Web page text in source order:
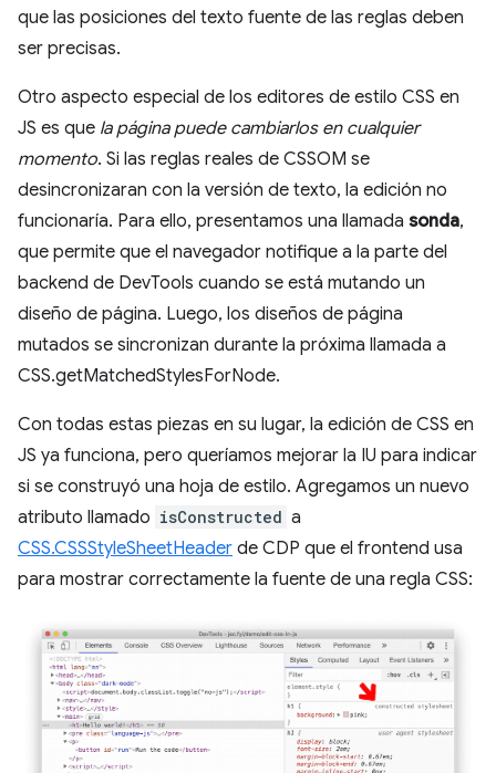
que las posiciones del texto fuente de las reglas deben
ser precisas.
Otro aspecto especial de los editores de estilo CSS en
JS es que la página puede cambiarlos en cualquier
momento. Si las reglas reales de CSSOM se
desincronizaran con la versión de texto, la edición no
funcionaría. Para ello, presentamos una llamada sonda,
que permite que el navegador notifique a la parte del
backend de DevTools cuando se está mutando un
diseño de página. Luego, los diseños de página
mutados se sincronizan durante la próxima llamada a
CSS.getMatchedStylesForNode.
Con todas estas piezas en su lugar, la edición de CSS en
JS ya funciona, pero queríamos mejorar la IU para indicar
si se construyó una hoja de estilo. Agregamos un nuevo
atributo llamado isConstructed a
CSS.CSSStyleSheetHeader de CDP que el frontend usa
para mostrar correctamente la fuente de una regla CSS: